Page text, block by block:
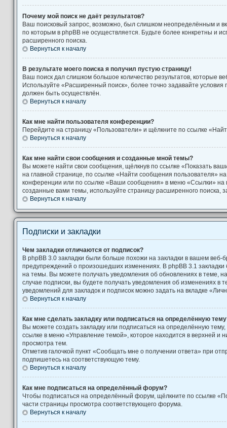
Почему мой поиск не даёт результатов?
Ваш поисковый запрос, возможно, был слишком неопределённым и
по которым в phpBB не осуществляется. Будьте более конкретны и
расширенного поиска.
Вернуться к началу
В результате моего поиска я получил пустую страницу!
Ваш поиск дал слишком большое количество результатов, которые
Используйте «Расширенный поиск», более точно задавайте
должен быть осуществлён.
Вернуться к началу
Как мне найти пользователя конференции?
Перейдите на страницу «Пользователи» и щёлкните по ссылке
Вернуться к началу
Как мне найти свои сообщения и созданные мной темы?
Вы можете найти свои сообщения, щёлкнув по ссылке «Показать
на главной странице, по ссылке «Найти сообщения пользователя»
конференции или по ссылке «Ваши сообщения» в меню «Ссылки» на
созданные вами темы, используйте страницу расширенного поиска,
Вернуться к началу
Подписки и закладки
Чем закладки отличаются от подписок?
В phpBB 3.0 закладки были больше похожи на закладки в вашем веб-
предупреждений о произошедших изменениях. В phpBB 3.1
на темы. Вы можете получать уведомления об обновлениях в теме,
случае подписки, вы будете получать уведомления об изменениях в
уведомлений для закладок и подписок можно задать на вкладке
Вернуться к началу
Как мне сделать закладку или подписаться на определённую
Вы можете создать закладку или подписаться на определённую
ссылке в меню «Управление темой», которое находится в верхней и
просмотра тем.
Отметив галочкой пункт «Сообщать мне о получении ответа» при
подпишетесь на соответствующую тему.
Вернуться к началу
Как мне подписаться на определённый форум?
Чтобы подписаться на определённый форум, щёлкните по ссылке
части страницы просмотра соответствующего форума.
Вернуться к началу